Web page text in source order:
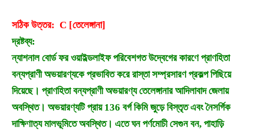
সঠিক উত্তর: C [তেলেঙ্গানা]
দ্রষ্টব্য:
ন্যাশনাল বোর্ড ফর ওয়াইল্ডলাইফ পরিবেশগত উদ্বেগের কারণে প্রাণহিতা
বন্যপ্রাণী অভয়ারণ্যকে প্রভাবিত করে রাস্তা সম্প্রসারণ প্রকল্প পিছিয়ে
দিয়েছে। প্রাণহিতা বন্যপ্রাণী অভয়ারণ্য তেলেঙ্গানার আদিলাবাদ জেলায়
অবস্থিত। অভয়ারণ্যটি প্রায় 136 বর্গ কিমি জুড়ে বিস্তৃত এবং নৈসর্গিক
দাক্ষিণাত্য মালভূমিতে অবস্থিত। এতে ঘন পর্ণমোচী সেগুন বন, পাহাড়ি